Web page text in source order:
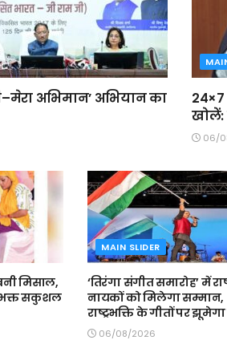
अभिमान’ अभियान का
खोलें:
06/
मिसाल,
सकुशल
MAIN SLIDER
‘तिरंगा संगीत समारोह’ में
नायकों को मिलेगा सम्मान,
राष्ट्रभक्ति के गीतों पर झूमेगा
06/08/2026